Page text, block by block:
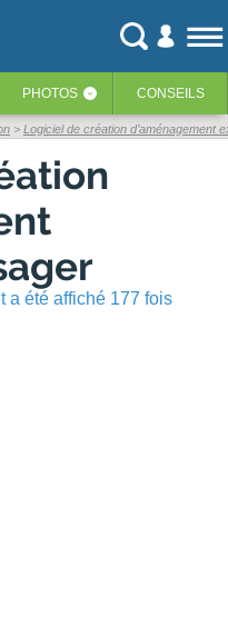
PHOTOS ‹ CONSEILS
Logiciel de création d’aménagement
a été affiché 177 fois